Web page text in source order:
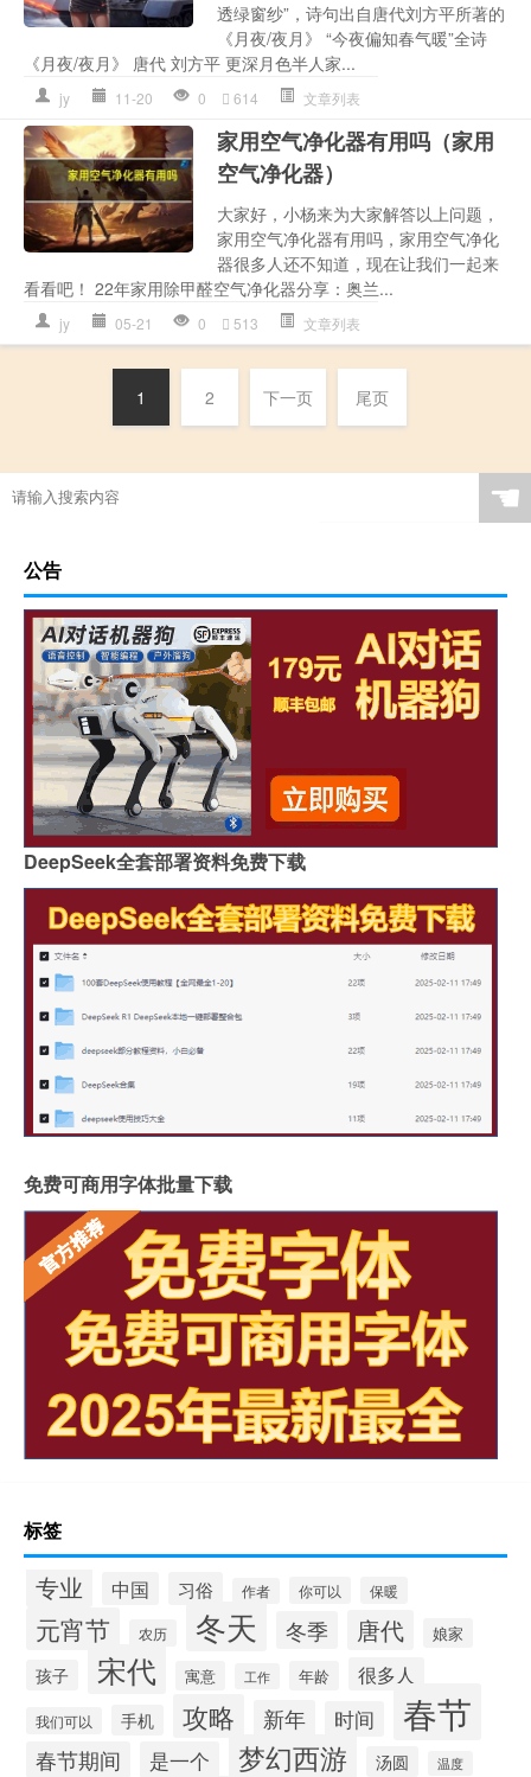
透绿窗纱”，诗句出自唐代刘方平所著的
《月夜/夜月》 “今夜偏知春气暖”全诗
《月夜/夜月》 唐代 刘方平 更深月色半人家...
jy 11-20 0 614 文章列表
家用空气净化器有用吗（家用
空气净化器）
大家好，小杨来为大家解答以上问题，
家用空气净化器有用吗，家用空气净化
器很多人还不知道，现在让我们一起来
看看吧！ 22年家用除甲醛空气净化器分享：奥兰...
jy 05-21 0 513 文章列表
1 2 下一页 尾页
☚
公告
DeepSeek全套部署资料免费下载
免费可商用字体批量下载
标签
专业 中国 习俗 作者 你可以 保暖
元宵节 农历 冬天 冬季 唐代 娘家
孩子 宋代 寓意 工作 年龄 很多人
我们可以 手机 攻略 新年 时间 春节
春节期间 是一个 梦幻西游 汤圆 温度